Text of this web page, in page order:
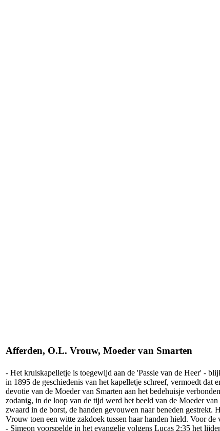
Afferden, O.L. Vrouw, Moeder van Smarten
- Het kruiskapelletje is toegewijd aan de 'Passie van de Heer' -
in 1895 de geschiedenis van het kapelletje schreef, vermoedt dat
devotie van de Moeder van Smarten aan het bedehuisje
zodanig, in de loop van de tijd werd het beeld van de Moeder
zwaard in de borst, de handen gevouwen naar beneden
Vrouw toen een witte zakdoek tussen haar handen hield. Voor
- Simeon voorspelde in het evangelie volgens Lucas 2:35 het